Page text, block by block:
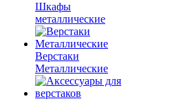
Шкафы
металлические
Верстаки
Металлические